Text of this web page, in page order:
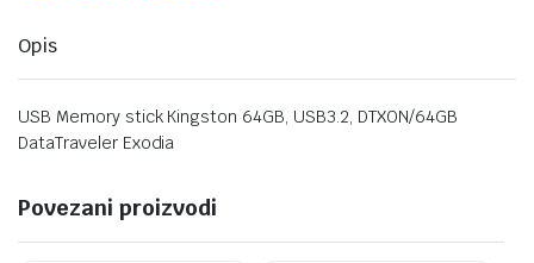
Opis
USB Memory stick Kingston 64GB, USB3.2, DTXON/64GB
DataTraveler Exodia
Povezani proizvodi